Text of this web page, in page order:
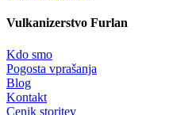
Vulkanizerstvo Furlan
Kdo smo
Pogosta vprašanja
Blog
Kontakt
Cenik storitev